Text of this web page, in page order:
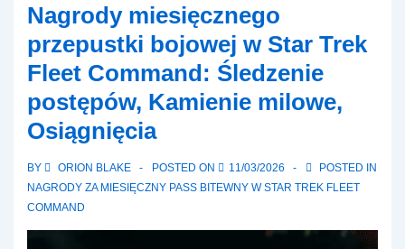
Fleet
Command:
Historie
sukcesu,
Popularne
Wyróżnienia
Nagrody miesięcznego
przepustki bojowej w Star Trek
Fleet Command: Śledzenie
postępów, Kamienie milowe,
Osiągnięcia
BY ORION BLAKE POSTED ON 11/03/2026
POSTED IN
NAGRODY ZA MIESIĘCZNY PASS BITEWNY W STAR TREK FLEET
COMMAND